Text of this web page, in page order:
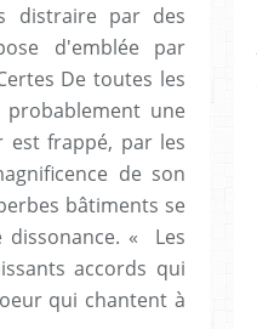
distraire par des
d'emblée par
De toutes les
probablement une
est frappé, par les
de son
bâtiments se
« Les
accords qui
qui chantent à